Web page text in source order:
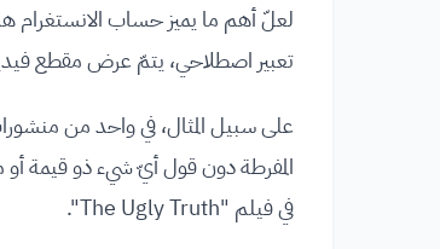
لعلّ أهم ما يميز حساب الانستغرام
تعبير اصطلاحي، يتمّ عرض مقطع
المفرطة دون قول أيّ شيء ذو قيمة
في فيلم "The Ugly Truth".